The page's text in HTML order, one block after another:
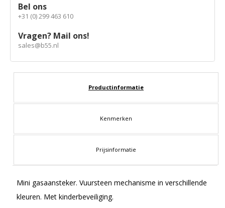
Bel ons
+31 (0) 299 463 610
Vragen? Mail ons!
sales@b55.nl
Productinformatie
Kenmerken
Prijsinformatie
Mini gasaansteker. Vuursteen mechanisme in verschillende
kleuren. Met kinderbeveiliging.